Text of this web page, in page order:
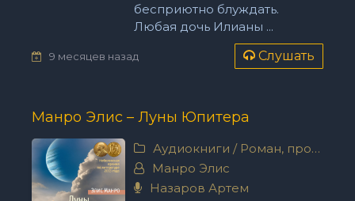
бесприютно блуждать.
Любая дочь Илианы ...
9 месяцев назад Слушать
Манро Элис – Луны Юпитера
Аудиокниги / Роман, проза
Манро Элис
Назаров Артем